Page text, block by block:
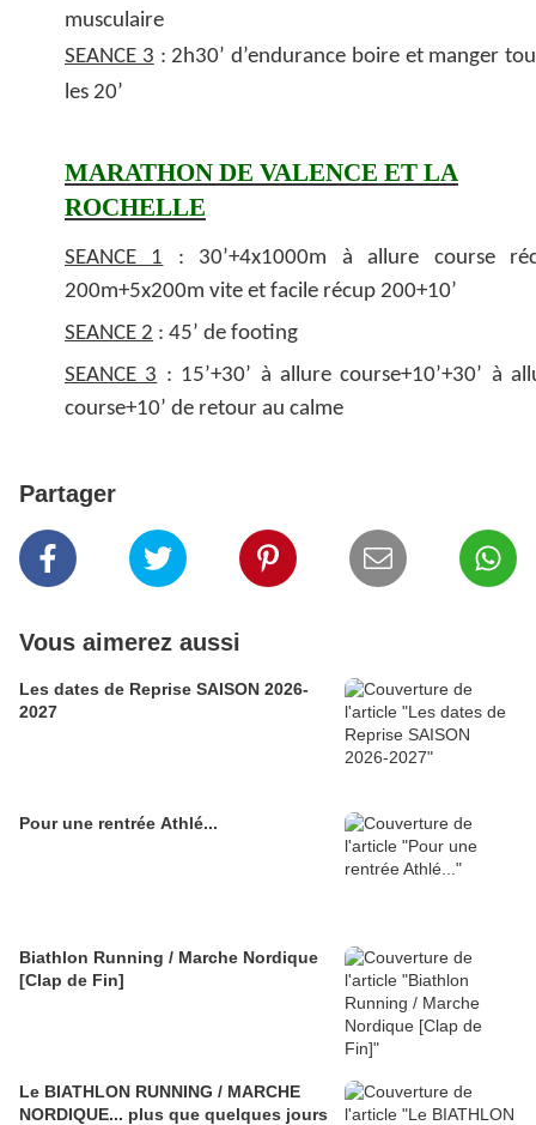
musculaire
SEANCE 3 : 2h30’ d’endurance boire et manger
les 20’
MARATHON DE VALENCE ET LA
ROCHELLE
SEANCE 1 : 30’+4x1000m à allure course
200m+5x200m vite et facile récup 200+10’
SEANCE 2 : 45’ de footing
SEANCE 3 : 15’+30’ à allure course+10’+30’ à
course+10’ de retour au calme
Partager
Vous aimerez aussi
Les dates de Reprise SAISON 2026-
2027
Pour une rentrée Athlé...
Biathlon Running / Marche Nordique
[Clap de Fin]
Le BIATHLON RUNNING / MARCHE
NORDIQUE... plus que quelques jours